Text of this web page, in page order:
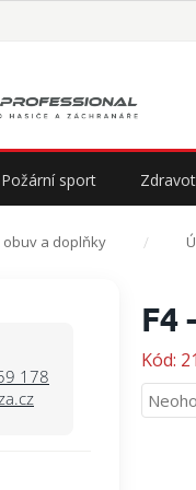
Požární sport
obuv a doplňky
178
F4
Kód: